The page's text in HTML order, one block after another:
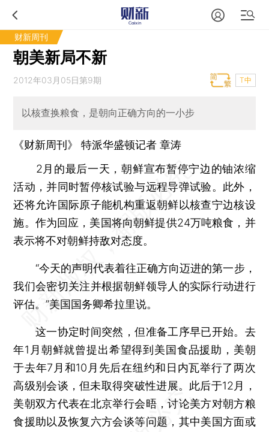
财新周刊
朝美新局不新
2012年03月05日第9期 T中
以核查换粮食，是朝向正确方向的一小步
《财新周刊》 特派华盛顿记者章涛
2月的最后一天，朝鲜宣布暂停宁边的铀浓缩
活动，并同时暂停核试验与远程导弹试验。此外，
还将允许国际原子能机构重返朝鲜以核查宁边核设
施。作为回应，美国将向朝鲜提供24万吨粮食，并
表示将不对朝鲜持敌对态度。
“今天的声明代表着往正确方向迈进的第一步，
我们会密切关注并根据朝鲜领导人的实际行动进行
评估。”美国国务卿希拉里说。
这一协定时间突然，但准备工序早已开始。去
年1月朝鲜就曾提出希望得到美国食品援助，美朝
于去年7月和10月先后在纽约和日内瓦举行了两次
高级别会谈，但未取得突破性进展。此后于12月，
美朝双方代表在北京举行会晤，讨论美方对朝方粮
食援助以及恢复六方会谈等问题，其中美国方面或